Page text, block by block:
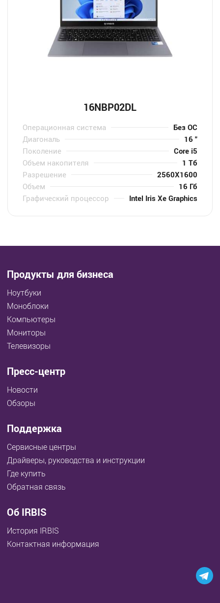
16NBP02DL
Операционная система
Без ОС
Диагональ
16 "
Поколение
Core i5
Объем накопителя
1 Тб
Разрешение
2560X1600
Объем
16 Гб
Графический процессор
Intel Iris Xe Graphics
Продукты для бизнеса
Ноутбуки
Моноблоки
Компьютеры
Мониторы
Телевизоры
Пресс-центр
Новости
Обзоры
Поддержка
Сервисные центры
Драйверы, руководства и инструкции
Где купить
Обратная связь
Об IRBIS
История IRBIS
Контактная информация